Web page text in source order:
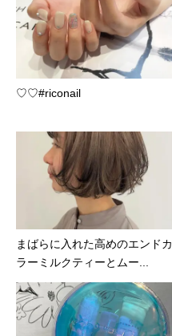
♡♡#riconail
まばらに入れた高めのエンドカ
ラーミルクティーとムー...